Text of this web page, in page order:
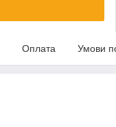
Оплата Умови